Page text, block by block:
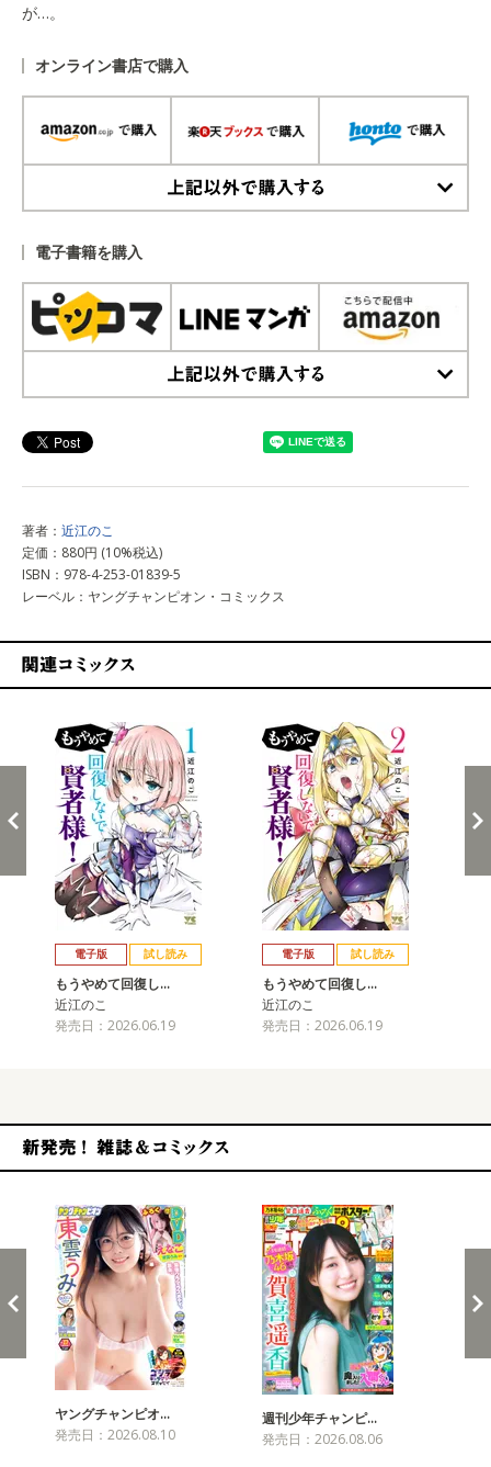
が…。
オンライン書店で購入
電子書籍を購入
著者： 近江のこ
定価：880円 (10%税込)
ISBN：978-4-253-01839-5
レーベル：ヤングチャンピオン・コミックス
電子版 試し読み
もうやめて回復し…
近江のこ
発売日：2026.06.19
電子版 試し読み
もうやめて回復し…
近江のこ
発売日：2026.06.19
ヤングチャンピオ…
発売日：2026.08.10
週刊少年チャンピ…
発売日：2026.08.06